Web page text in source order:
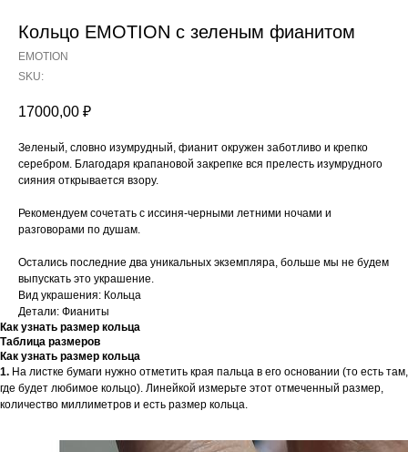
Кольцо EMOTION с зеленым фианитом
EMOTION
SKU:
17000,00 ₽
Зеленый, словно изумрудный, фианит окружен заботливо и крепко
серебром. Благодаря крапановой закрепке вся прелесть изумрудного
сияния открывается взору.
Рекомендуем сочетать с иссиня-черными летними ночами и
разговорами по душам.
Остались последние два уникальных экземпляра, больше мы не будем
выпускать это украшение.
Вид украшения: Кольца
Детали: Фианиты
Как узнать размер кольца
Таблица размеров
Как узнать размер кольца
1. На листке бумаги нужно отметить края пальца в его основании (то есть там,
где будет любимое кольцо). Линейкой измерьте этот отмеченный размер,
количество миллиметров и есть размер кольца.